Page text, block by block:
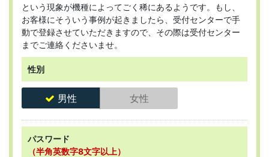
という現象が機種によってごく稀にあるようです。もし、
お客様にそういう事例が起きましたら、受付センターで手
動で登録させていただきますので、その際は受付センター
までご連絡くださいませ。
性別
男性 女性
パスワード
（半角英数字8文字以上）